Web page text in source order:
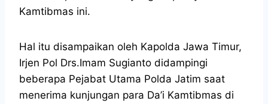
Kamtibmas ini.
Hal itu disampaikan oleh Kapolda Jawa Timur,
Irjen Pol Drs.Imam Sugianto didampingi
beberapa Pejabat Utama Polda Jatim saat
menerima kunjungan para Da’i Kamtibmas di